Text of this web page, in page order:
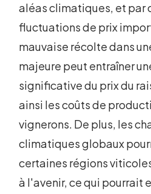
aléas climatiques, et par
fluctuations de prix
mauvaise récolte dans
majeure peut entraîner
significative du prix du
ainsi les coûts de
vignerons. De plus, les
climatiques globaux
certaines régions
à l'avenir, ce qui pourrait